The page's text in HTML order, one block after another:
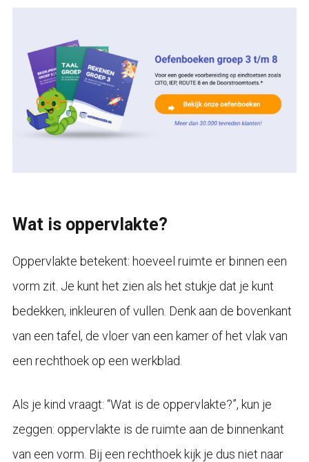
Wat is oppervlakte?
Oppervlakte betekent: hoeveel ruimte er binnen een
vorm zit. Je kunt het zien als het stukje dat je kunt
bedekken, inkleuren of vullen. Denk aan de bovenkant
van een tafel, de vloer van een kamer of het vlak van
een rechthoek op een werkblad.
Als je kind vraagt: “Wat is de oppervlakte?”, kun je
zeggen: oppervlakte is de ruimte aan de binnenkant
van een vorm. Bij een rechthoek kijk je dus niet naar